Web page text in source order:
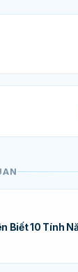
Biết 10 Tính